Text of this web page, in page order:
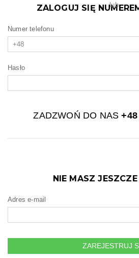
lub
ZALOGUJ SIĘ
Numer telefonu
+48
Hasło
ZADZWOŃ DO NAS
NIE MASZ
Adres e-mail
ZAREJESTRUJ